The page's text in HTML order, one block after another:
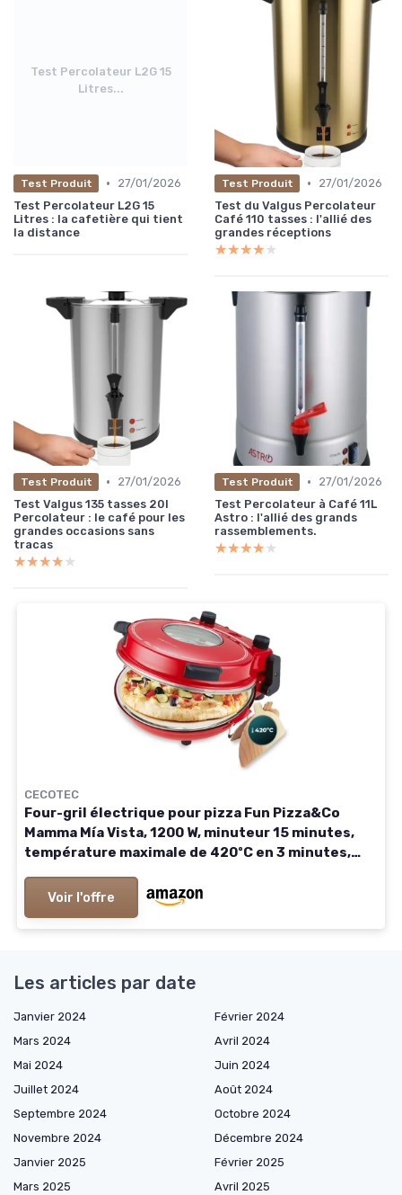
Test Percolateur L2G 15
Litres...
Test Produit •
27/01/2026
Test Percolateur L2G 15
Litres : la cafetière qui tient
la distance
Test Produit •
27/01/2026
Test du Valgus Percolateur
Café 110 tasses : l'allié des
grandes réceptions
★★★★★
★★★★★
Test Produit •
27/01/2026
Test Valgus 135 tasses 20l
Percolateur : le café pour les
grandes occasions sans
tracas
★★★★★
★★★★★
Test Produit •
27/01/2026
Test Percolateur à Café 11L
Astro : l'allié des grands
rassemblements.
★★★★★
★★★★★
CECOTEC
Four-gril électrique pour pizza Fun Pizza&Co
Mamma Mía Vista, 1200 W, minuteur 15 minutes,
température maximale de 420ºC en 3 minutes,
- Fenêtre
Voir l'offre
Les articles par date
Janvier 2024
Février 2024
Mars 2024
Avril 2024
Mai 2024
Juin 2024
Juillet 2024
Août 2024
Septembre 2024
Octobre 2024
Novembre 2024
Décembre 2024
Janvier 2025
Février 2025
Mars 2025
Avril 2025